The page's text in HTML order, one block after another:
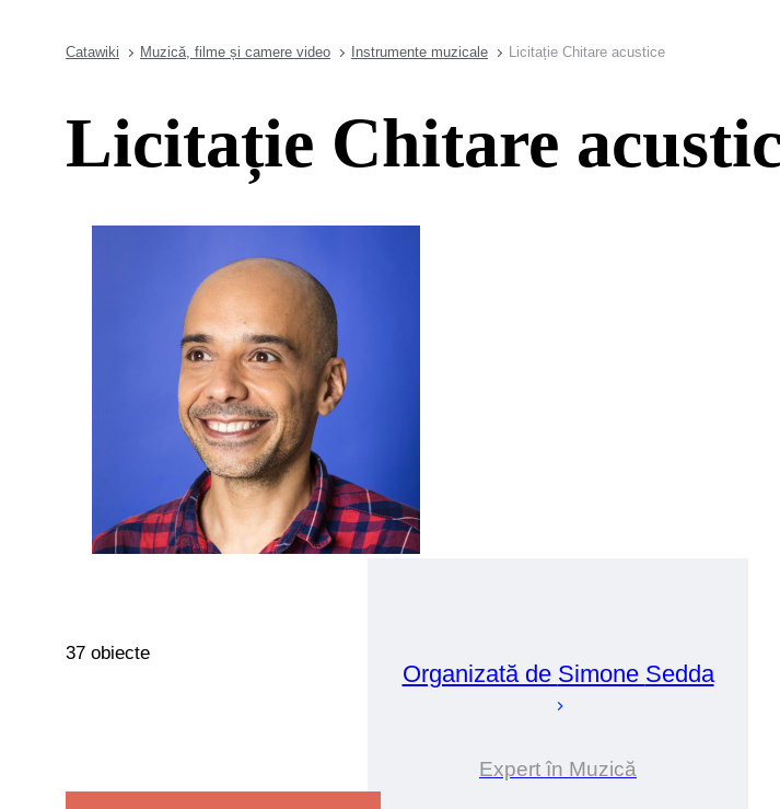
Catawiki Muzică, filme și camere video Instrumente muzicale Licitație Chitare acustice
Licitație Chitare
Organizată de Simone Sedda
Expert în Muzică
37 obiecte